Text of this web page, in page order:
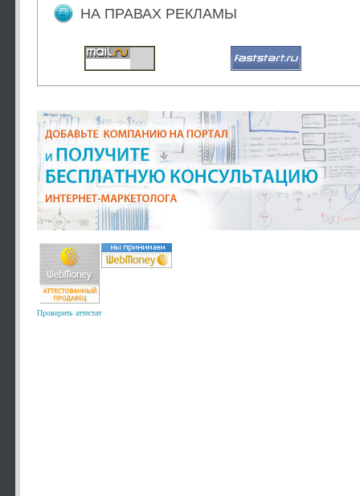
НА ПРАВАХ РЕКЛАМЫ
Проверить аттестат